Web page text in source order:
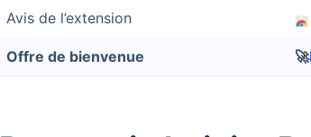
Avis de l’extension
Offre de bienvenue 🚀